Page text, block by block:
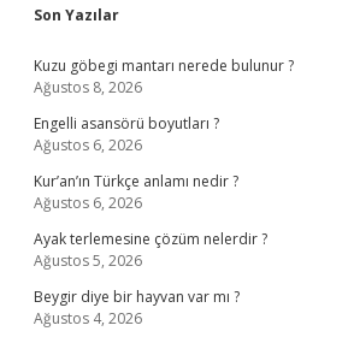
Sidebar
Son Yazılar
Kuzu göbegi mantarı nerede bulunur ?
Ağustos 8, 2026
Engelli asansörü boyutları ?
Ağustos 6, 2026
Kur’an’ın Türkçe anlamı nedir ?
Ağustos 6, 2026
Ayak terlemesine çözüm nelerdir ?
Ağustos 5, 2026
Beygir diye bir hayvan var mı ?
Ağustos 4, 2026